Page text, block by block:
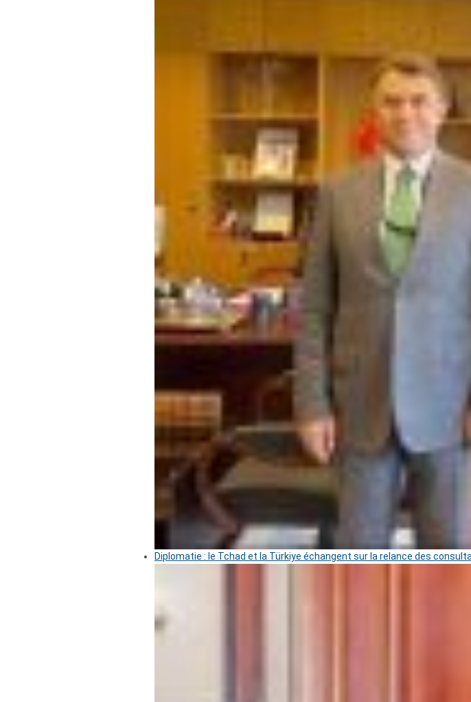
Diplomatie : le Tchad et la Türkiye échangent sur la relance des